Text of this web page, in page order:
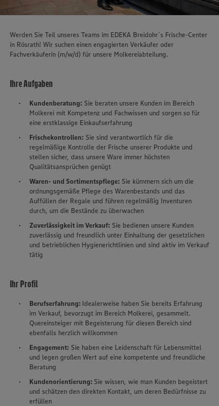
Werden Sie Teil unseres Teams im EDEKA Breidohr´s Frische-Center
in Rösrath! Wir suchen einen engagierten Verkäufer oder
Fachverkäuferin (m/w/d) für unsere Molkereiabteilung.
Ihre Aufgaben
Kundenberatung: Sie beraten unsere Kunden im Bereich
Molkerei mit Kompetenz und Fachwissen und sorgen so für
eine erstklassige Einkaufserfahrung
Frischekontrollen: Sie sind verantwortlich für die
regelmäßige Kontrolle der Frische unserer Produkte und
stellen sicher, dass unsere Ware immer höchsten
Qualitätsansprüchen genügt
Waren- und Sortimentspflege: Sie kümmern sich um die
ordnungsgemäße Pflege des Warenbestands und das
Auffüllen der Regale und führen regelmäßig Inventuren
durch, um die Bestände zu überwachen
Zuverlässigkeit im Verkauf: Sie bedienen unsere Kunden
zuverlässig und freundlich unter Einhaltung der gesetzlichen
und betrieblichen Hygienerichtlinien und sind aktiv im Verkauf
tätig
Ihr Profil
Berufserfahrung: Idealerweise haben Sie bereits Erfahrung
im Verkauf, bevorzugt im Bereich Molkerei, gesammelt.
Quereinsteiger mit Begeisterung für diesen Bereich sind
ebenfalls herzlich willkommen
Engagement: Sie haben eine Leidenschaft für Lebensmittel
und legen großen Wert auf eine kompetente und freundliche
Beratung
Kundenorientierung: Sie wissen, wie man Kunden begeistert
und schätzen den direkten Kontakt, um deren Bedürfnisse zu
erfüllen